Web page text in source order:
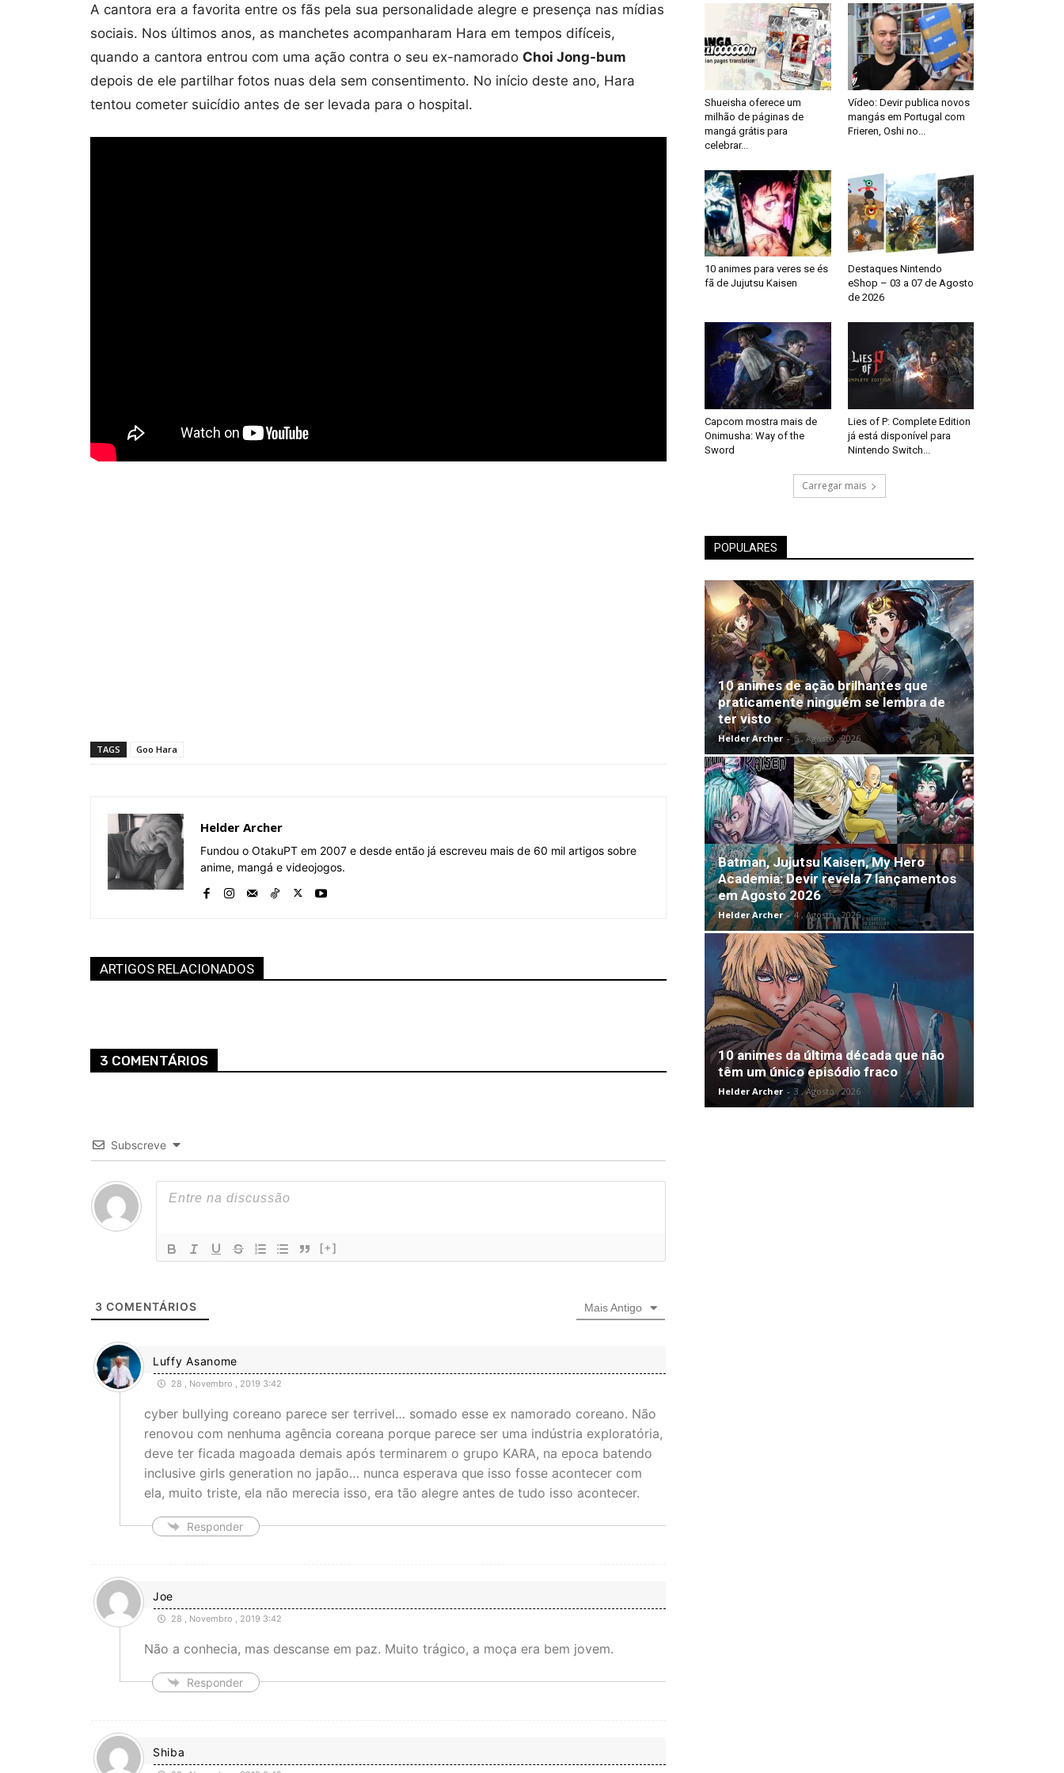
A cantora era a favorita entre os fãs pela sua personalidade alegre e presença nas mídias
sociais. Nos últimos anos, as manchetes acompanharam Hara em tempos difíceis,
quando a cantora entrou com uma ação contra o seu ex-namorado Choi Jong-bum
depois de ele partilhar fotos nuas dela sem consentimento. No início deste ano, Hara
tentou cometer suicídio antes de ser levada para o hospital.
TAGS Goo Hara
Helder Archer
Fundou o OtakuPT em 2007 e desde então já escreveu mais de 60 mil artigos sobre
anime, mangá e videojogos.
ARTIGOS RELACIONADOS
3 COMENTÁRIOS
Subscreve
[+]
3 COMENTÁRIOS Mais Antigo
Luffy Asanome
28 , Novembro , 2019 3:42
cyber bullying coreano parece ser terrivel… somado esse ex namorado coreano. Não
renovou com nenhuma agência coreana porque parece ser uma indústria exploratória,
deve ter ficada magoada demais após terminarem o grupo KARA, na epoca batendo
inclusive girls generation no japão… nunca esperava que isso fosse acontecer com
ela, muito triste, ela não merecia isso, era tão alegre antes de tudo isso acontecer.
Responder
Joe
28 , Novembro , 2019 3:42
Não a conhecia, mas descanse em paz. Muito trágico, a moça era bem jovem.
Responder
Shiba
Shueisha oferece um
milhão de páginas de
mangá grátis para
celebrar...
Vídeo: Devir publica novos
mangás em Portugal com
Frieren, Oshi no...
10 animes para veres se és
fã de Jujutsu Kaisen
Destaques Nintendo
eShop – 03 a 07 de Agosto
de 2026
Capcom mostra mais de
Onimusha: Way of the
Sword
Lies of P: Complete Edition
já está disponível para
Nintendo Switch...
Carregar mais
POPULARES
10 animes de ação brilhantes que
praticamente ninguém se lembra de
ter visto
Helder Archer - 5 , Agosto , 2026
Batman, Jujutsu Kaisen, My Hero
Academia: Devir revela 7 lançamentos
em Agosto 2026
Helder Archer - 4 , Agosto , 2026
10 animes da última década que não
têm um único episódio fraco
Helder Archer - 3 , Agosto , 2026